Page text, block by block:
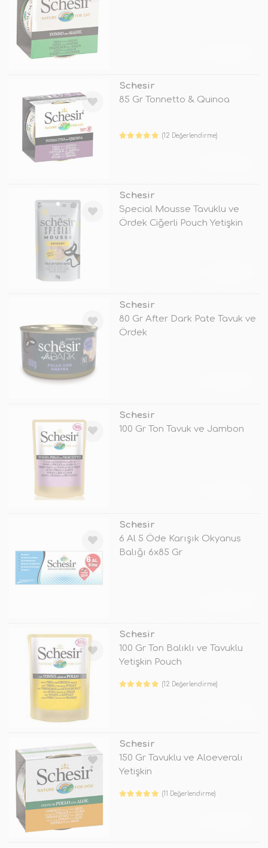
Schesir
85 Gr Tonnetto & Quinoa
(12 Değerlendirme)
Schesir
Special Mousse Tavuklu ve
Ördek Ciğerli Pouch Yetişkin
Schesir
80 Gr After Dark Pate Tavuk ve
Ördek
Schesir
100 Gr Ton Tavuk ve Jambon
Schesir
6 Al 5 Öde Karışık Okyanus
Balığı 6x85 Gr
Schesir
100 Gr Ton Balıklı ve Tavuklu
Yetişkin Pouch
(12 Değerlendirme)
Schesir
150 Gr Tavuklu ve Aloeveralı
Yetişkin
(11 Değerlendirme)